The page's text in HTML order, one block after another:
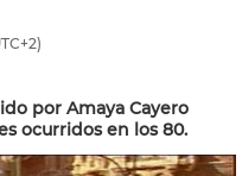
por Amaya Cayero
ocurridos en los 80.